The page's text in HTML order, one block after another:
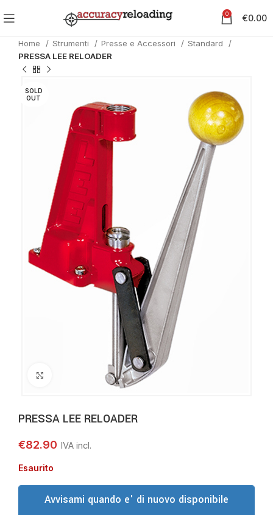
0 €0.00
Home Strumenti Presse e Accessori
Standard
PRESSA LEE RELOADER
SOLD
OUT
Clicca per ingrandire
PRESSA LEE RELOADER
€82.90
Esaurito
Avvisami quando e' di nuovo disponibile